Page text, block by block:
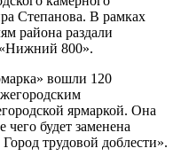
Степанова. В рамках
района раздали
«Нижний 800».
вошли 120
ярмаркой. Она
чего будет заменена
трудовой доблести».